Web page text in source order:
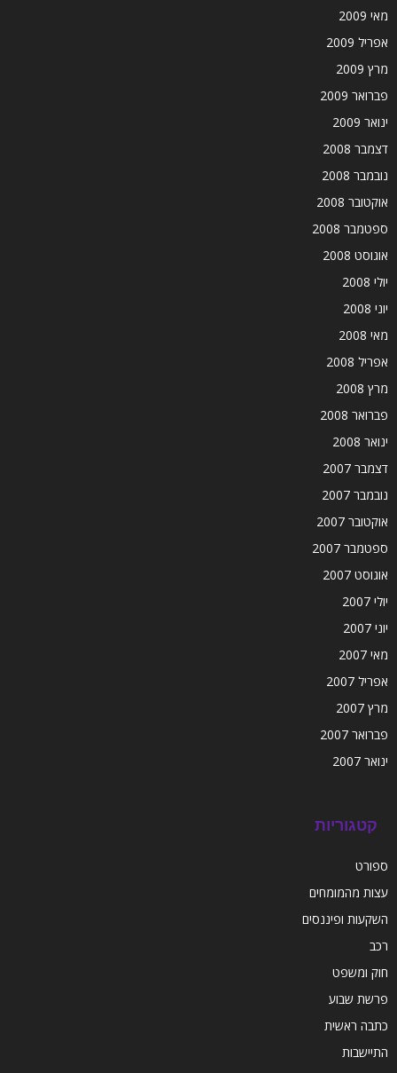
מאי 2009
אפריל 2009
מרץ 2009
פברואר 2009
ינואר 2009
דצמבר 2008
נובמבר 2008
אוקטובר 2008
ספטמבר 2008
אוגוסט 2008
יולי 2008
יוני 2008
מאי 2008
אפריל 2008
מרץ 2008
פברואר 2008
ינואר 2008
דצמבר 2007
נובמבר 2007
אוקטובר 2007
ספטמבר 2007
אוגוסט 2007
יולי 2007
יוני 2007
מאי 2007
אפריל 2007
מרץ 2007
פברואר 2007
ינואר 2007
קטגוריות
ספורט
עצות מהמומחים
השקעות ופיננסים
רכב
חוק ומשפט
פרשת שבוע
כתבה ראשית
התיישבות